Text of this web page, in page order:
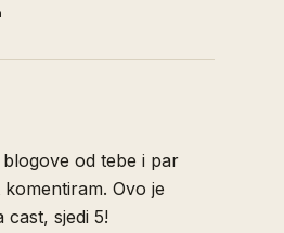
od tebe i par
Ovo je
cast, sjedi 5!